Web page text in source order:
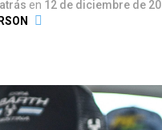
en 12 de diciembre de